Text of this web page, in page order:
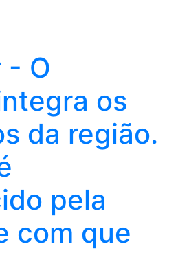
- O
os
da região.
pela
com que